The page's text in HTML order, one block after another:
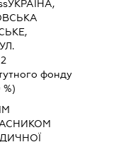
УКРАЇНА,
фонду
%)